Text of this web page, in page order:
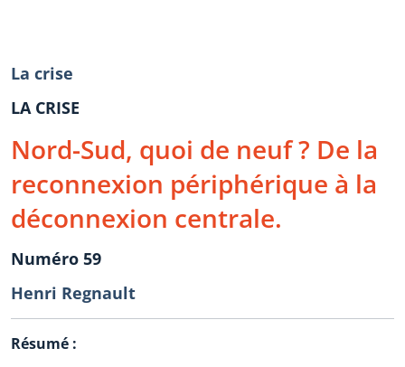
La crise
LA CRISE
Nord-Sud, quoi de neuf ? De la
reconnexion périphérique à la
déconnexion centrale.
Numéro 59
Henri Regnault
Résumé :